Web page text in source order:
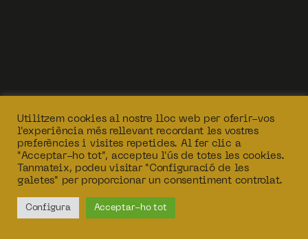
Utilitzem cookies al nostre lloc web per oferir-vos
l'experiència més rellevant recordant les vostres
preferències i visites repetides. Al fer clic a
"Acceptar-ho tot", accepteu l'ús de totes les cookies.
Tanmateix, podeu visitar "Configuració de les
galetes" per proporcionar un consentiment controlat.
Configura Acceptar-ho tot